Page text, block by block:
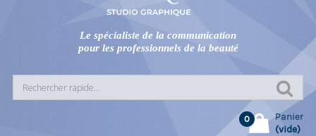
Le spécialiste de la communication
pour les professionnels de la beauté
Panier
0
(vide)